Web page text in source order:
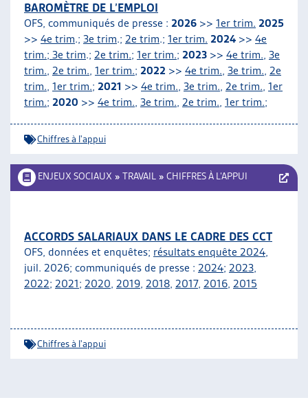
BAROMÈTRE DE L’EMPLOI
OFS, communiqués de presse : 2026 >> 1er trim. 2025
>> 4e trim.; 3e trim.; 2e trim.; 1er trim. 2024 >> 4e
trim.; 3e trim.; 2e trim.; 1er trim.; 2023 >> 4e trim., 3e
trim., 2e trim., 1er trim.; 2022 >> 4e trim., 3e trim., 2e
trim., 1er trim.; 2021 >> 4e trim., 3e trim., 2e trim., 1er
trim.; 2020 >> 4e trim., 3e trim., 2e trim., 1er trim.;
Chiffres à l'appui
ENJEUX SOCIAUX » TRAVAIL » CHIFFRES À L’APPUI
ACCORDS SALARIAUX DANS LE CADRE DES CCT
OFS, données et enquêtes; résultats enquête 2024
juil. 2026; communiqués de presse : 2024; 2023
2022; 2021; 2020 2019 2018 2017, 2016 2015
Chiffres à l'appui